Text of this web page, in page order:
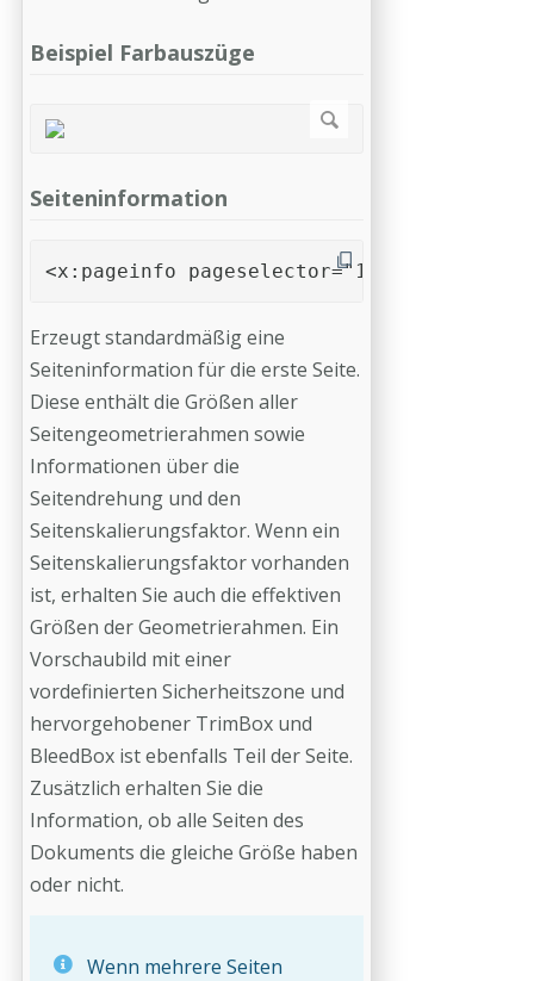
Beispiel Farbauszüge
Seiteninformation
<x:pageinfo pageselector="1"
Erzeugt standardmäßig eine
Seiteninformation für die erste Seite.
Diese enthält die Größen aller
Seitengeometrierahmen sowie
Informationen über die
Seitendrehung und den
Seitenskalierungsfaktor. Wenn ein
Seitenskalierungsfaktor vorhanden
ist, erhalten Sie auch die effektiven
Größen der Geometrierahmen. Ein
Vorschaubild mit einer
vordefinierten Sicherheitszone und
hervorgehobener TrimBox und
BleedBox ist ebenfalls Teil der Seite.
Zusätzlich erhalten Sie die
Information, ob alle Seiten des
Dokuments die gleiche Größe haben
oder nicht.
Wenn mehrere Seiten